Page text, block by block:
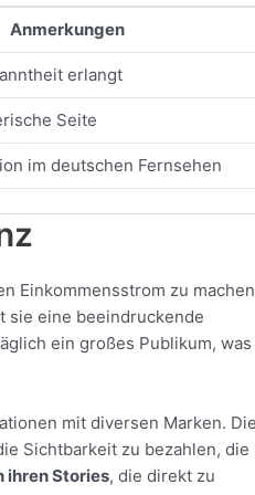
Anmerkungen
erlangt
Seite
im deutschen Fernsehen
Einkommensstrom zu
sie eine beeindruckende
ein großes Publikum,
mit diversen Marken.
Sichtbarkeit zu bezahlen, die
ihren Stories, die direkt zu